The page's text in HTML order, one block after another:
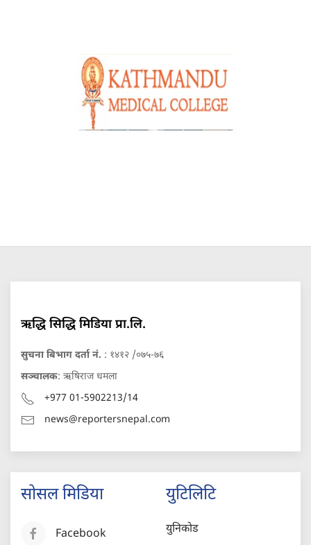
ऋद्धि सिद्धि मिडिया प्रा.लि.
सुचना बिभाग दर्ता नं. : १४१२ /०७५-७६
सञ्चालक: ऋषिराज धमला
+977 01-5902213/14
news@reportersnepal.com
सोसल मिडिया
Facebook
युटिलिटि
युनिकोड